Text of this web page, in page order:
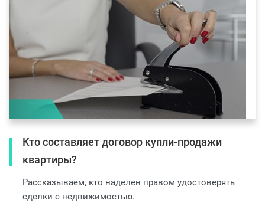
Кто составляет договор купли-продажи
квартиры?
Рассказываем, кто наделен правом удостоверять
сделки с недвижимостью.